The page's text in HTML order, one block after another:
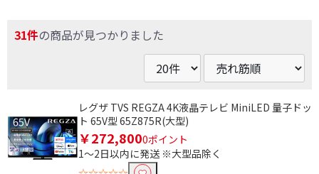
31件の商品が見つかりました
レグザ TVS REGZA 4K液晶テレビ MiniLED 量子ドッ
ト 65V型 65Z875R(大型)
￥272,8000ポイント
1～2日以内に発送 ※大型品除く